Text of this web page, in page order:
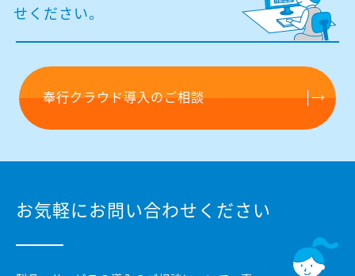
せください。
奉行クラウド導入のご相談
お気軽にお問い合わせください